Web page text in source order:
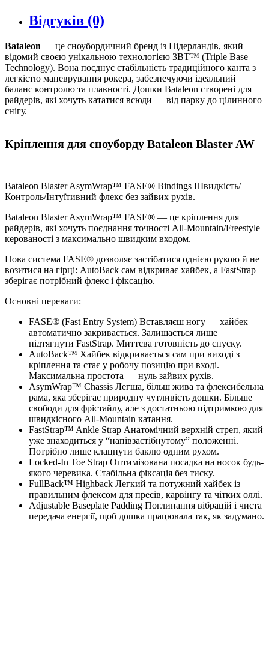
Відгуків (0)
Bataleon — це сноубордичний бренд із Нідерландів, який
відомий своєю унікальною технологією 3BT™ (Triple Base
Technology). Вона поєднує стабільність традиційного канта з
легкістю маневрування рокера, забезпечуючи ідеальний
баланс контролю та плавності. Дошки Bataleon створені для
райдерів, які хочуть кататися всюди — від парку до цілинного
снігу.
Кріплення для сноуборду Bataleon Blaster AW
Bataleon Blaster AsymWrap™ FASE® Bindings Швидкість/
Контроль/Інтуїтивний флекс без зайвих рухів.
Bataleon Blaster AsymWrap™ FASE® — це кріплення для
райдерів, які хочуть поєднання точності All-Mountain/Freestyle
керованості з максимально швидким входом.
Нова система FASE® дозволяє застібатися однією рукою й не
возитися на гірці: AutoBack сам відкриває хайбек, а FastStrap
зберігає потрібний флекс і фіксацію.
Основні переваги:
FASE® (Fast Entry System) Вставляєш ногу — хайбек
автоматично закривається. Залишається лише
підтягнути FastStrap. Миттєва готовність до спуску.
AutoBack™ Хайбек відкривається сам при виході з
кріплення та стає у робочу позицію при вході.
Максимальна простота — нуль зайвих рухів.
AsymWrap™ Chassis Легша, більш жива та флексибельна
рама, яка зберігає природну чутливість дошки. Більше
свободи для фрістайлу, але з достатньою підтримкою для
швидкісного All-Mountain катання.
FastStrap™ Ankle Strap Анатомічний верхній стреп, який
уже знаходиться у “напівзастібнутому” положенні.
Потрібно лише клацнути баклю одним рухом.
Locked-In Toe Strap Оптимізована посадка на носок будь-
якого черевика. Стабільна фіксація без тиску.
FullBack™ Highback Легкий та потужний хайбек із
правильним флексом для пресів, карвінгу та чітких оллі.
Adjustable Baseplate Padding Поглинання вібрацій і чиста
передача енергії, щоб дошка працювала так, як задумано.